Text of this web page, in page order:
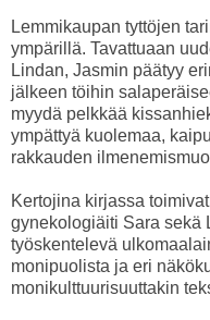
Lemmikaupan tyttöjen
ympärillä. Tavattuaan
Lindan, Jasmin päätyy
jälkeen töihin
myydä pelkkää
ympättyä kuolemaa,
rakkauden
Kertojina kirjassa
gynekologiäiti Sara sekä
työskentelevä
monipuolista ja eri
monikulttuurisuuttakin